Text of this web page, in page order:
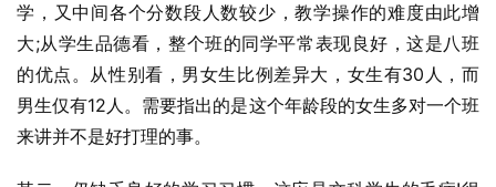
学，又中间各个分数段人数较少，教学操作的难度由此增
大;从学生品德看，整个班的同学平常表现良好，这是八班
的优点。从性别看，男女生比例差异大，女生有30人，而
男生仅有12人。需要指出的是这个年龄段的女生多对一个班
来讲并不是好打理的事。